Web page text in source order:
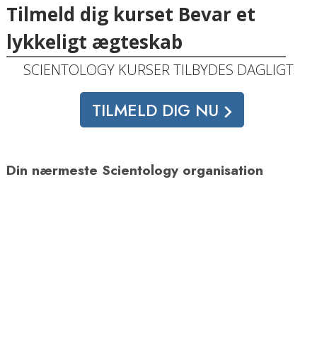
Tilmeld dig kurset Bevar et
lykkeligt ægteskab
SCIENTOLOGY KURSER TILBYDES DAGLIGT
TILMELD DIG NU
Din nærmeste Scientology organisation